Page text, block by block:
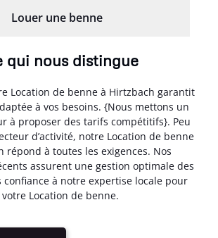
Louer une benne
qui nous distingue
Location de benne à Hirtzbach garantit
à vos besoins. {Nous mettons un
à proposer des tarifs compétitifs}. Peu
d’activité, notre Location de benne
répond à toutes les exigences. Nos
assurent une gestion optimale des
confiance à notre expertise locale pour
votre Location de benne.